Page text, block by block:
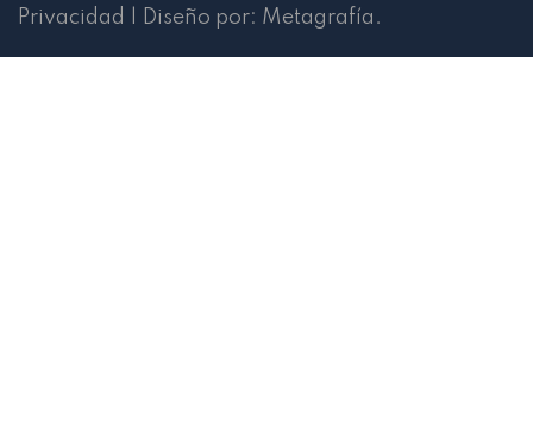
Privacidad
Diseño por: Metagrafía .